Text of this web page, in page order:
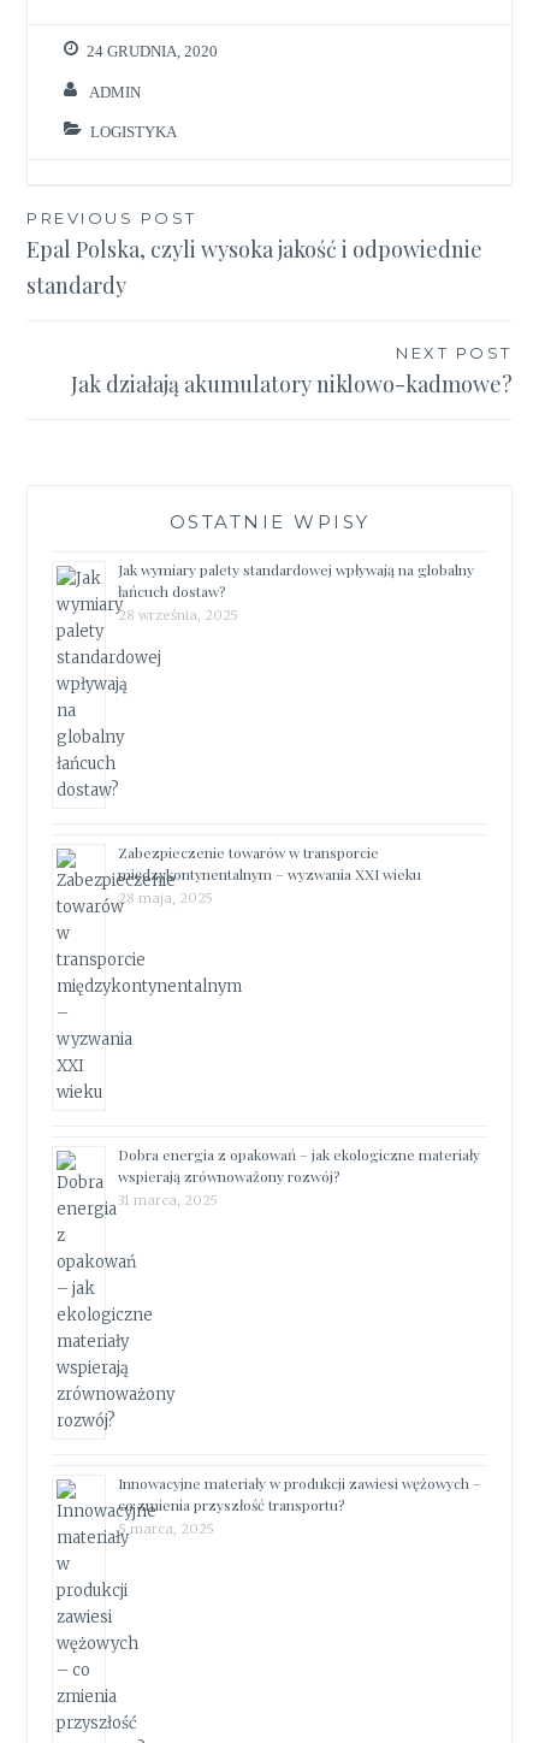
24 GRUDNIA, 2020
ADMIN
LOGISTYKA
Nawigacja
wpisu
PREVIOUS POST
Epal Polska, czyli wysoka jakość i odpowiednie
standardy
NEXT POST
Jak działają akumulatory niklowo-kadmowe?
OSTATNIE WPISY
Jak wymiary palety standardowej wpływają na globalny
łańcuch dostaw?
28 września, 2025
Zabezpieczenie towarów w transporcie
międzykontynentalnym – wyzwania XXI wieku
28 maja, 2025
Dobra energia z opakowań – jak ekologiczne materiały
wspierają zrównoważony rozwój?
31 marca, 2025
Innowacyjne materiały w produkcji zawiesi wężowych –
co zmienia przyszłość transportu?
5 marca, 2025